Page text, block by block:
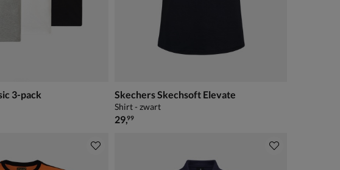
3-pack Skechers Skechsoft Elevate
Shirt - zwart
€ 29,99
29,99